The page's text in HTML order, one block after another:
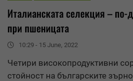
Италианската селекция – по-
при пшеницата
10:29 - 15 June, 2022
Четири високопродуктивни
стойност на българските